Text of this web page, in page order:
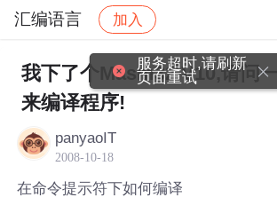
汇编语言 加入
社区 汇编语言 帖子详情
我下了个Masm32 V10,请问
来编译程序!
panyaoIT
2008-10-18
在命令提示符下如何编译
服务超时,请刷新
页面重试